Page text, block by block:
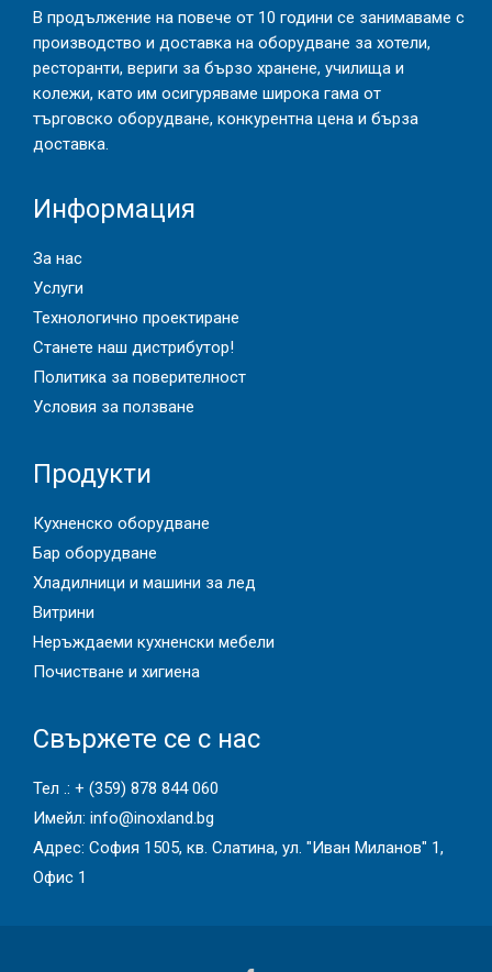
В продължение на повече от 10 години се занимаваме с
производство и доставка на оборудване за хотели,
ресторанти, вериги за бързо хранене, училища и
колежи, като им осигуряваме широка гама от
търговско оборудване, конкурентна цена и бърза
доставка.
Информация
За нас
Услуги
Технологично проектиране
Станете наш дистрибутор!
Политика за поверителност
Условия за ползване
Продукти
Кухненско оборудване
Бар оборудване
Хладилници и машини за лед
Витрини
Неръждаеми кухненски мебели
Почистване и хигиена
Свържете се с нас
Тел .: + (359) 878 844 060
Имейл: info@inoxland.bg
Адрес: София 1505, кв. Слатина, ул. "Иван Миланов" 1,
Офис 1